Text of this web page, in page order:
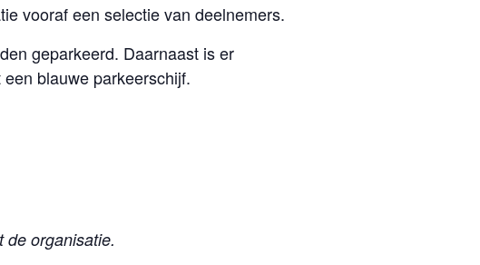
vooraf een selectie van deelnemers.
geparkeerd. Daarnaast is er
blauwe parkeerschijf.
de organisatie.